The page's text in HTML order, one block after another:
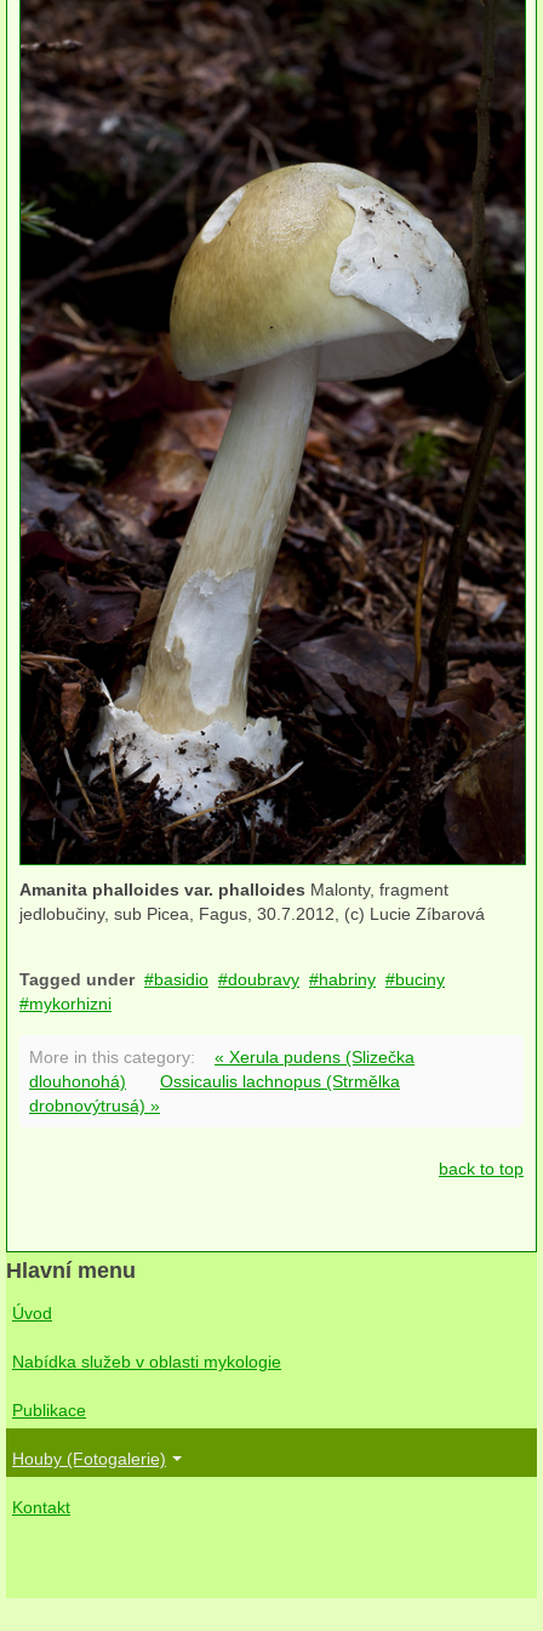
Houby rostoucí na kapraďorostech (kapradiny, plavuně, přesličky)
podle systematiky
Ascomycetes
Basidiomycetes
podle ohrožení a ochrany
Červený seznam (2024)
Červený Seznam (2006)
Zvláště chráněné druhy (vyhláška MŽP 395/1992)
Návrh novelizace zvláště chráněných druhů (2016)
poslední přidané
Kontakt
Amanita phalloides var. phalloides Malonty, fragment
jedlobučiny, sub Picea, Fagus, 30.7.2012, (c) Lucie Zíbarová
Tagged under basidio doubravy habriny
buciny
mykorhizni
More in this category:
« Xerula pudens (Slizečka
dlouhonohá)
Ossicaulis lachnopus (Strmělka
drobnovýtrusá) »
back to top
Hlavní menu
Úvod
Nabídka služeb v oblasti mykologie
Publikace
Houby (Fotogalerie)
Kontakt